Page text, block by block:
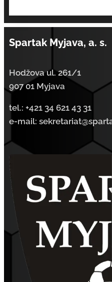
Spartak Myjava, a. s.
Hodžova ul. 261/1
907 01 Myjava
tel.: +421 34 621 43 31
e-mail: